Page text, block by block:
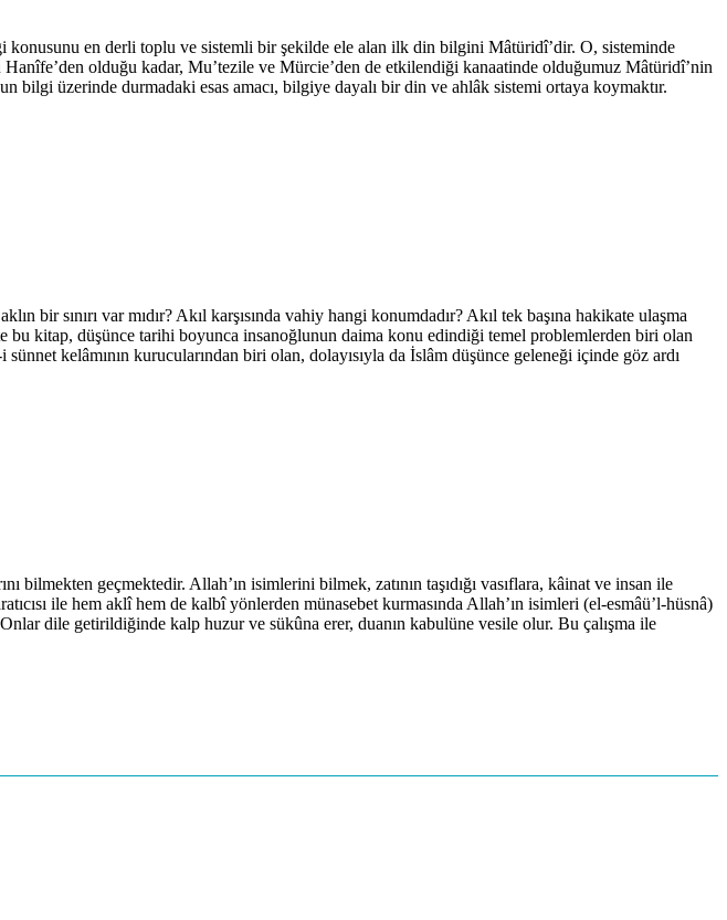
en derli toplu ve sistemli bir şekilde ele alan ilk din bilgini Mâtüridî’dir. O, sisteminde
olduğu kadar, Mu’tezile ve Mürcie’den de etkilendiği kanaatinde olduğumuz Mâtüridî’nin
üzerinde durmadaki esas amacı, bilgiye dayalı bir din ve ahlâk sistemi ortaya koymaktır.
sınırı var mıdır? Akıl karşısında vahiy hangi konumdadır? Akıl tek başına hakikate ulaşma
bu kitap, düşünce tarihi boyunca insanoğlunun daima konu edindiği temel problemlerden biri olan
kelâmının kurucularından biri olan, dolayısıyla da İslâm düşünce geleneği içinde göz ardı
geçmektedir. Allah’ın isimlerini bilmek, zatının taşıdığı vasıflara, kâinat ve insan ile
ile hem aklî hem de kalbî yönlerden münasebet kurmasında Allah’ın isimleri (el-esmâü’l-hüsnâ)
dile getirildiğinde kalp huzur ve sükûna erer, duanın kabulüne vesile olur. Bu çalışma ile